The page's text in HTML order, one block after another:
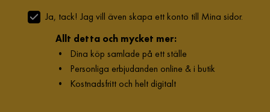
Ja, tack! Jag vill även skapa ett konto till Mina sidor.
Allt detta och mycket mer:
• Dina köp samlade på ett ställe
• Personliga erbjudanden online & i butik
• Kostnadsfritt och helt digitalt